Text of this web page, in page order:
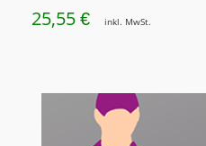
25,55 € inkl. MwSt.